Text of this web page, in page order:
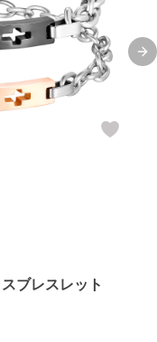
ブレスレット